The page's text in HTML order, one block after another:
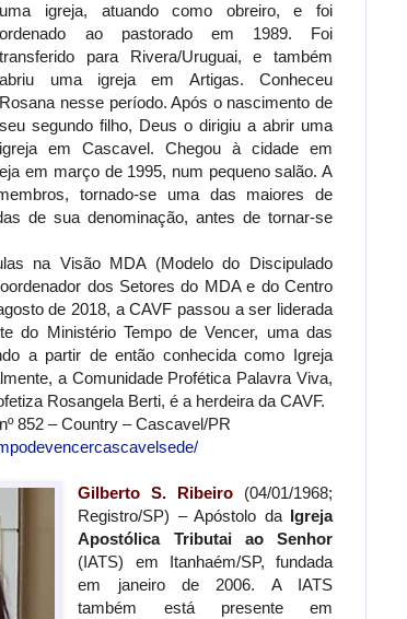
uma igreja, atuando como obreiro, e foi
ordenado ao pastorado em 1989. Foi
transferido para Rivera/Uruguai, e também
abriu uma igreja em Artigas. Conheceu
Rosana nesse período. Após o nascimento de
seu segundo filho, Deus o dirigiu a abrir uma
igreja em Cascavel. Chegou à cidade em
em março de 1995, num pequeno salão. A
tornado-se uma das maiores de
de sua denominação, antes de tornar-se
na Visão MDA (Modelo do Discipulado
dos Setores do MDA e do Centro
de 2018, a CAVF passou a ser liderada
do Ministério Tempo de Vencer, uma das
a partir de então conhecida como Igreja
a Comunidade Profética Palavra Viva,
Rosangela Berti, é a herdeira da CAVF.
852 – Country – Cascavel/PR
Gilberto S. Ribeiro (04/01/1968;
Registro/SP) – Apóstolo da Igreja
Apostólica Tributai ao Senhor
(IATS) em Itanhaém/SP, fundada
em janeiro de 2006. A IATS
também está presente em